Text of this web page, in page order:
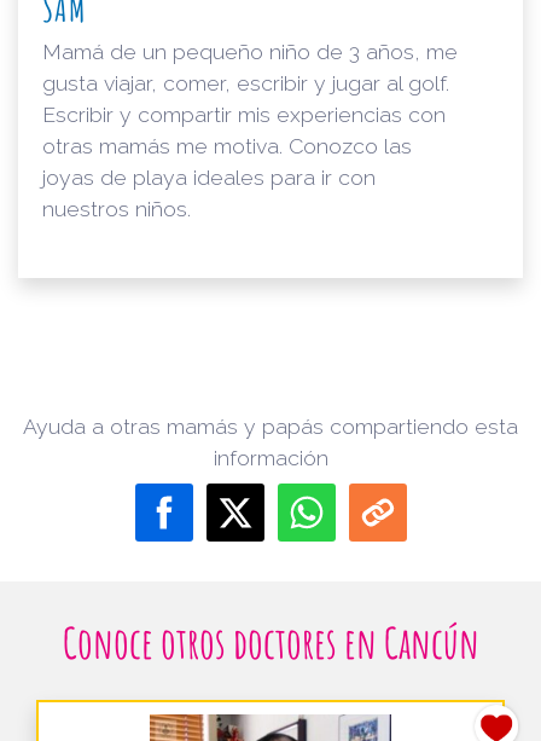
Mamá de un pequeño niño de 3 años, me
gusta viajar, comer, escribir y jugar al golf.
Escribir y compartir mis experiencias con
otras mamás me motiva. Conozco las
joyas de playa ideales para ir con
nuestros niños.
Ayuda a otras mamás y papás compartiendo esta
información
Conoce otros doctores en Cancún